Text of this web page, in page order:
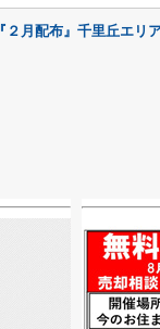
月配布』千里丘エリ